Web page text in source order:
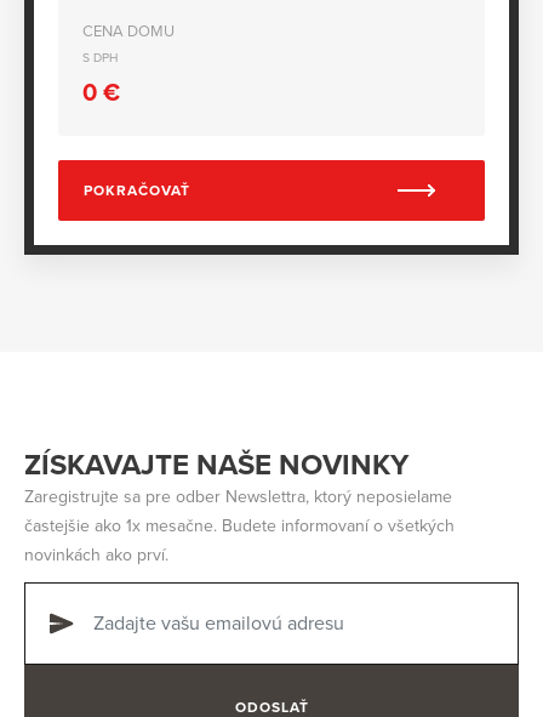
CENA DOMU
S DPH
0 €
POKRAČOVAŤ
ZÍSKAVAJTE NAŠE NOVINKY
Zaregistrujte sa pre odber Newslettra, ktorý neposielame
častejšie ako 1x mesačne. Budete informovaní o všetkých
novinkách ako prví.
ODOSLAŤ